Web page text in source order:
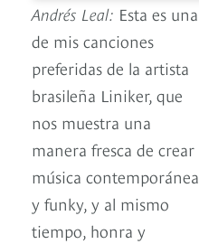
Andrés Leal: Esta es una
de mis canciones
preferidas de la artista
brasileña Liniker, que
nos muestra una
manera fresca de crear
música contemporánea
y funky, y al mismo
tiempo, honra y